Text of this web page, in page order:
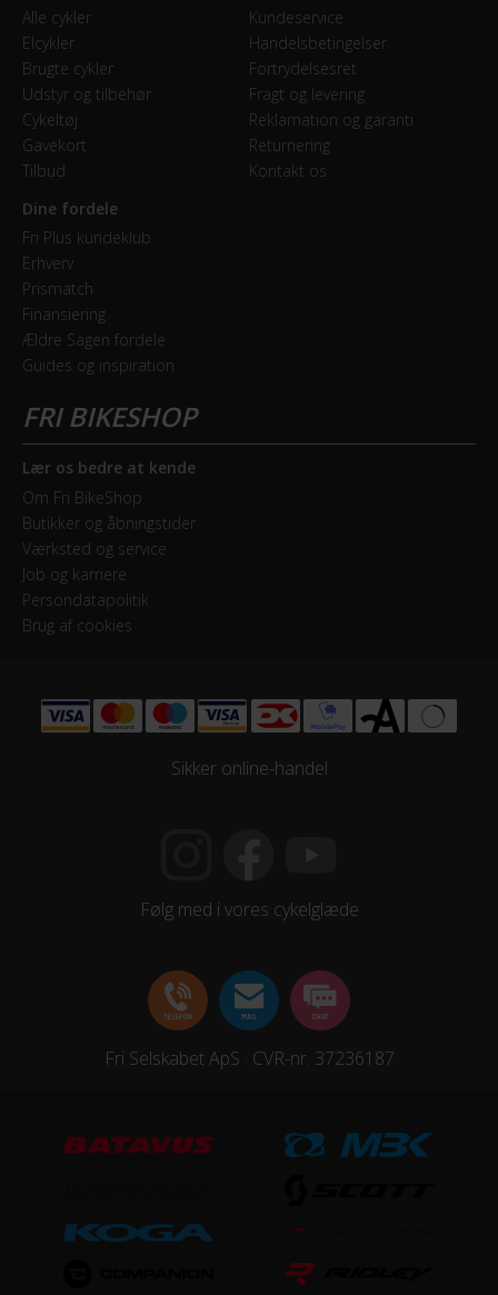
Alle cykler
Elcykler
Brugte cykler
Udstyr og tilbehør
Cykeltøj
Gavekort
Tilbud
Kundeservice
Handelsbetingelser
Fortrydelsesret
Fragt og levering
Reklamation og garanti
Returnering
Kontakt os
Dine fordele
Fri Plus kundeklub
Erhverv
Prismatch
Finansiering
Ældre Sagen fordele
Guides og inspiration
Lær os bedre at kende
Om Fri BikeShop
Butikker og åbningstider
Værksted og service
Job og karriere
Persondatapolitik
Brug af cookies
Sikker online-handel
Følg med i vores cykelglæde
Fri Selskabet ApS · CVR-nr. 37236187